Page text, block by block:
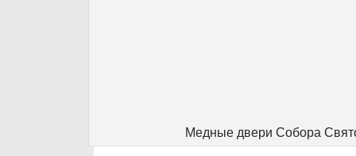
Медные двери Собора